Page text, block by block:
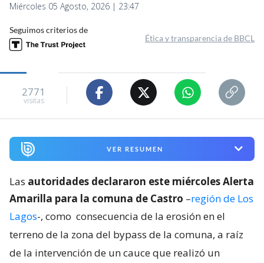
Miércoles 05 Agosto, 2026 | 23:47
Seguimos criterios de
Ética y transparencia de BBCL
2771
visitas
VER RESUMEN
Las autoridades declararon este miércoles Alerta
Amarilla para la comuna de Castro –región de Los
Lagos-, como consecuencia de la erosión en el
terreno de la zona del bypass de la comuna, a raíz
de la intervención de un cauce que realizó un